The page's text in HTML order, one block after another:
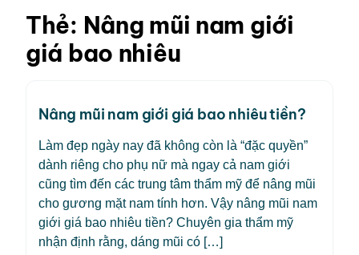
Thẻ: Nâng mũi nam giới
giá bao nhiêu
Nâng mũi nam giới giá bao nhiêu tiền?
Làm đẹp ngày nay đã không còn là “đặc quyền”
dành riêng cho phụ nữ mà ngay cả nam giới
cũng tìm đến các trung tâm thẩm mỹ để nâng mũi
cho gương mặt nam tính hơn. Vậy nâng mũi nam
giới giá bao nhiêu tiền? Chuyên gia thẩm mỹ
nhận định rằng, dáng mũi có […]